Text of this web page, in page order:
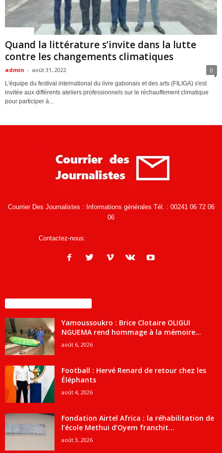
Quand la littérature s’invite dans la lutte
contre les changements climatiques
admin - août 31, 2022 0
L'équipe du festival international du livre gabonais et des arts (FILIGA) s'est
invitée aux différents ateliers professionnels sur le réchauffement climatique
pour participer à...
Courrier Des Journalistes : Informations générales Tél. : 00241 06 72 06
06
Contactez-nous:
Yamoussoukro : Brice Clotaire OLIGUI
NGUEMA rend hommage à la mémoire...
août 6, 2026
Football : Hervé Renard de retour chez les
Éléphants
août 4, 2026
Fondation Airtel Africa : la réhabilitation de
l’école Methui d’Oyem franchit...
août 3, 2026